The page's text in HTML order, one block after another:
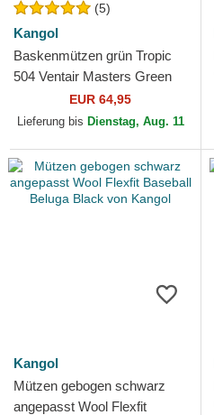
(5)
Kangol
Baskenmützen grün Tropic
504 Ventair Masters Green
von KangolEUR 64,95
Lieferung bis Dienstag, Aug. 11
Kangol
Mützen gebogen schwarz
angepasst Wool Flexfit